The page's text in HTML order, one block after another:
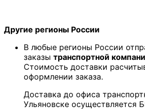
Другие регионы России
В любые регионы России
заказы транспортной
Стоимость доставки
оформлении заказа.
Доставка до офиса
Ульяновске осуществляется